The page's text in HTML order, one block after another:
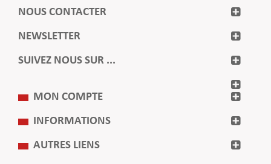
NOUS CONTACTER
NEWSLETTER
SUIVEZ NOUS SUR ...
MON COMPTE
INFORMATIONS
AUTRES LIENS